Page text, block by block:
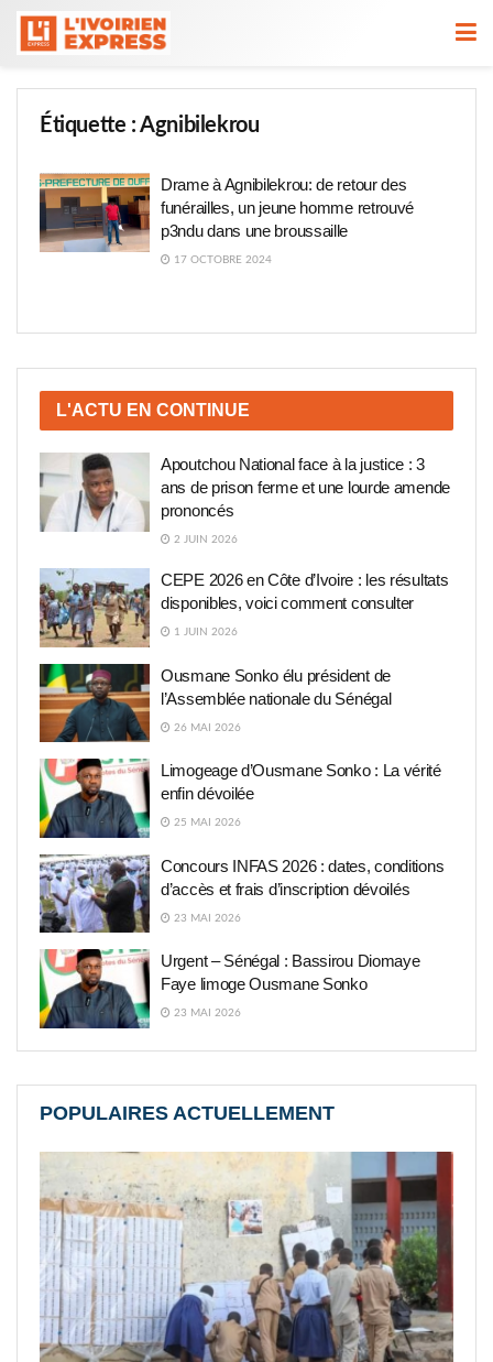
Étiquette :Agnibilekrou
Drame à Agnibilekrou: de retour des
funérailles, un jeune homme retrouvé
p3ndu dans une broussaille
17 OCTOBRE 2024
L'ACTU EN CONTINUE
Apoutchou National face à la justice : 3
ans de prison ferme et une lourde amende
prononcés
2 JUIN 2026
CEPE 2026 en Côte d’Ivoire : les résultats
disponibles, voici comment consulter
1 JUIN 2026
Ousmane Sonko élu président de
l’Assemblée nationale du Sénégal
26 MAI 2026
Limogeage d’Ousmane Sonko : La vérité
enfin dévoilée
25 MAI 2026
Concours INFAS 2026 : dates, conditions
d’accès et frais d’inscription dévoilés
23 MAI 2026
Urgent – Sénégal : Bassirou Diomaye
Faye limoge Ousmane Sonko
23 MAI 2026
POPULAIRES ACTUELLEMENT